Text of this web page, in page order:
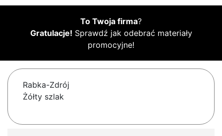
To Twoja firma?
Gratulacje! Sprawdź jak odebrać materiały
promocyjne!
Rabka-Zdrój
Żółty szlak